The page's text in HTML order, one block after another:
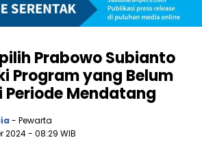
Prabowo Subianto
Program yang Belum
Periode Mendatang
- Pewarta
2024- 08:29 WIB